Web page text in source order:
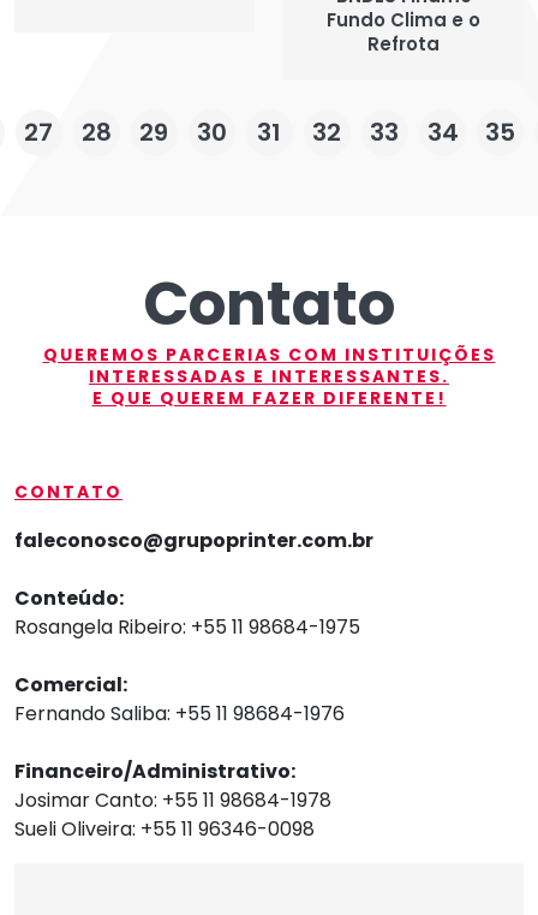
Fundo Clima e o
Refrota
27 28 29 30 31 32 33 34 35
Contato
QUEREMOS PARCERIAS COM INSTITUIÇÕES
INTERESSADAS E INTERESSANTES.
E QUE QUEREM FAZER DIFERENTE!
CONTATO
faleconosco@grupoprinter.com.br
Conteúdo:
Rosangela Ribeiro: +55 11 98684-1975
Comercial:
Fernando Saliba: +55 11 98684-1976
Financeiro/Administrativo:
Josimar Canto: +55 11 98684-1978
Sueli Oliveira: +55 11 96346-0098